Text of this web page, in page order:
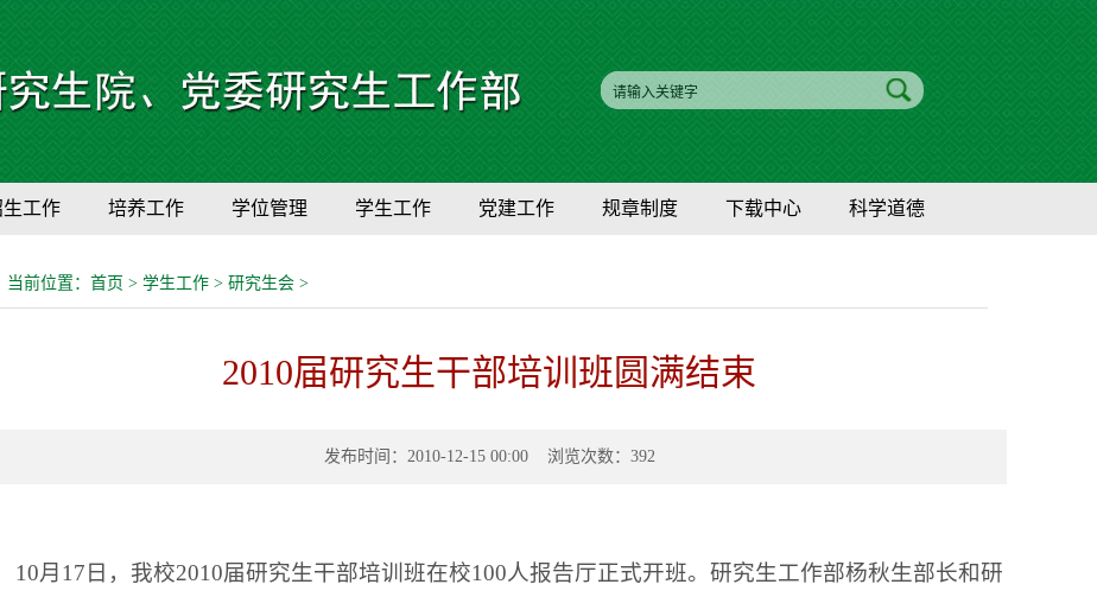
生工作 培养工作 学位管理 学生工作 党建工作 规章制度 下载中心 科学道德
当前位置： 首页 > 学生工作 > 研究生会 >
2010届研究生干部培训班圆满结束
发布时间：2010-12-15 00:00 浏览次数： 392
10月 17 日 ，我校2010届研究生干部培训班在校100人报告厅正式开班。研究生工作部杨秋生部长和研